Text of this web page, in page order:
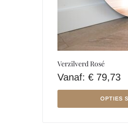
Verzilverd Rosé
Vanaf: € 79,73
OPTIES